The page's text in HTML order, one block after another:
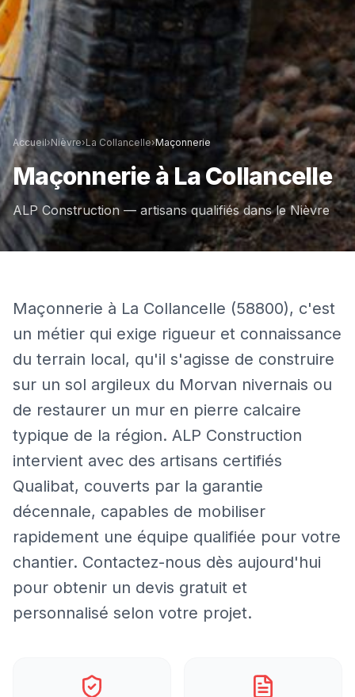
Accueil›Nièvre›La Collancelle›Maçonnerie
MaçonnerieàLa Collancelle
ALP Construction — artisans qualifiés dans leNièvre
Maçonnerie à La Collancelle (58800), c'est
un métier qui exige rigueur et connaissance
du terrain local, qu'il s'agisse de construire
sur un sol argileux du Morvan nivernais ou
de restaurer un mur en pierre calcaire
typique de la région. ALP Construction
intervient avec des artisans certifiés
Qualibat, couverts par la garantie
décennale, capables de mobiliser
rapidement une équipe qualifiée pour votre
chantier. Contactez-nous dès aujourd'hui
pour obtenir un devis gratuit et
personnalisé selon votre projet.